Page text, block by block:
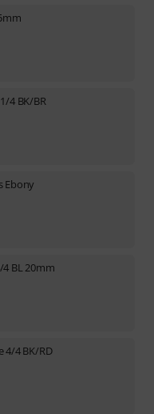
4 BK/BR
Ebony
4 BL 20mm
4/4 BK/RD